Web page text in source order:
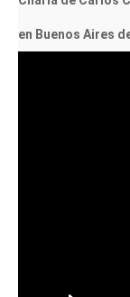
en Buenos Aires